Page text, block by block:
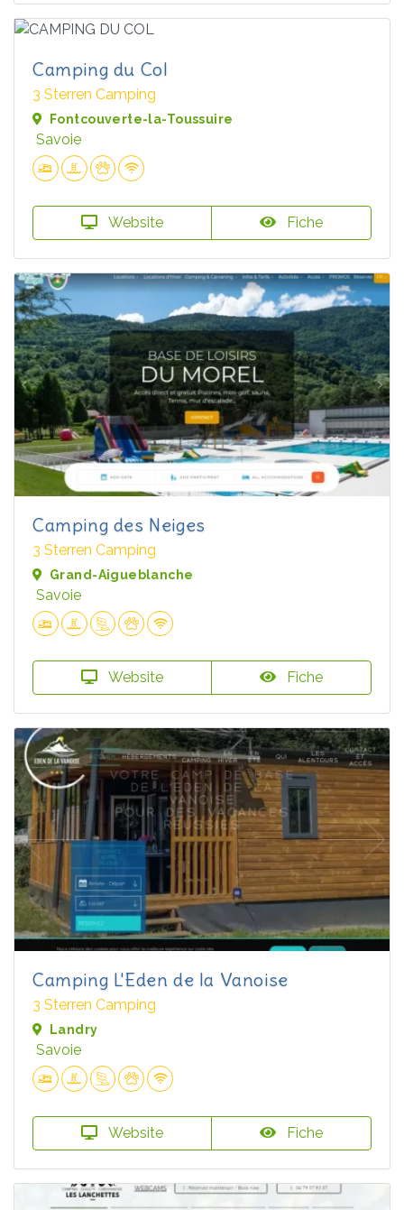
Camping du Col
3 Sterren Camping
Fontcouverte-la-Toussuire
Savoie
Website Fiche
Camping des Neiges
3 Sterren Camping
Grand-Aigueblanche
Savoie
Website Fiche
Camping L'Eden de la Vanoise
3 Sterren Camping
Landry
Savoie
Website Fiche